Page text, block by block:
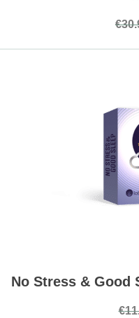
€
No Stress & Good
€